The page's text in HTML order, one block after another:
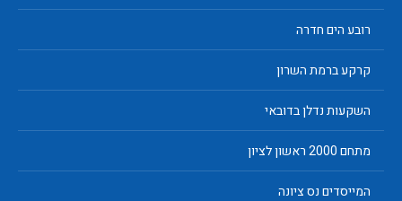
רובע הים חדרה
קרקע ברמת השרון
השקעות נדלן בדובאי
מתחם 2000 ראשון לציון
המייסדים נס ציונה